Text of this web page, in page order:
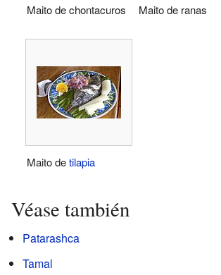
Maito de chontacuros Maito de ranas
Maito detilapia
Véase también
Patarashca
Tamal